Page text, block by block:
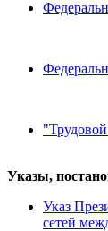
Указы,
Указ
сетей